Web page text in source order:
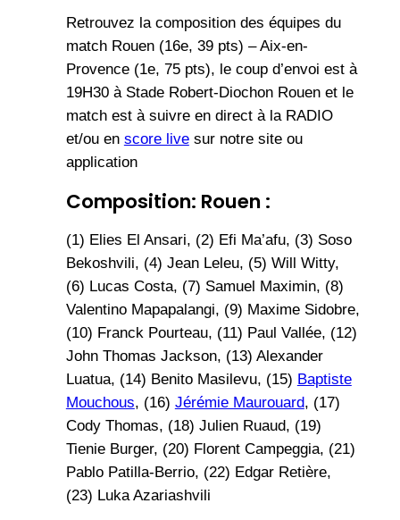
Retrouvez la composition des équipes du
match Rouen (16e, 39 pts) – Aix-en-
Provence (1e, 75 pts), le coup d’envoi est à
19H30 à Stade Robert-Diochon Rouen et le
match est à suivre en direct à la RADIO
et/ou en score livesur notre site ou
application
Composition: Rouen :
(1) Elies El Ansari, (2) Efi Ma’afu, (3) Soso
Bekoshvili, (4) Jean Leleu, (5) Will Witty,
(6) Lucas Costa, (7) Samuel Maximin, (8)
Valentino Mapapalangi, (9) Maxime Sidobre,
(10) Franck Pourteau, (11) Paul Vallée, (12)
John Thomas Jackson, (13) Alexander
Luatua, (14) Benito Masilevu, (15) Baptiste
Mouchous, (16) Jérémie Maurouard, (17)
Cody Thomas, (18) Julien Ruaud, (19)
Tienie Burger, (20) Florent Campeggia, (21)
Pablo Patilla-Berrio, (22) Edgar Retière,
(23) Luka Azariashvili